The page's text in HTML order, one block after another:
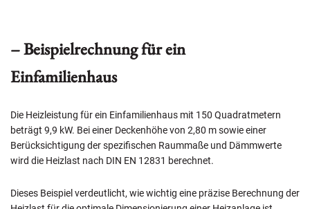
– Beispielrechnung für ein
Einfamilienhaus
Die Heizleistung für ein Einfamilienhaus mit 150 Quadratmetern
beträgt 9,9 kW. Bei einer Deckenhöhe von 2,80 m sowie einer
Berücksichtigung der spezifischen Raummaße und Dämmwerte
wird die Heizlast nach DIN EN 12831 berechnet.
Dieses Beispiel verdeutlicht, wie wichtig eine präzise Berechnung der